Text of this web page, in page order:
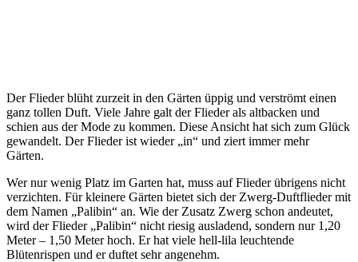
Der Flieder blüht zurzeit in den Gärten üppig und verströmt einen
ganz tollen Duft. Viele Jahre galt der Flieder als altbacken und
schien aus der Mode zu kommen. Diese Ansicht hat sich zum Glück
gewandelt. Der Flieder ist wieder „in“ und ziert immer mehr
Gärten.
Wer nur wenig Platz im Garten hat, muss auf Flieder übrigens nicht
verzichten. Für kleinere Gärten bietet sich der Zwerg-Duftflieder mit
dem Namen „Palibin“ an. Wie der Zusatz Zwerg schon andeutet,
wird der Flieder „Palibin“ nicht riesig ausladend, sondern nur 1,20
Meter – 1,50 Meter hoch. Er hat viele hell-lila leuchtende
Blütenrispen und er duftet sehr angenehm.